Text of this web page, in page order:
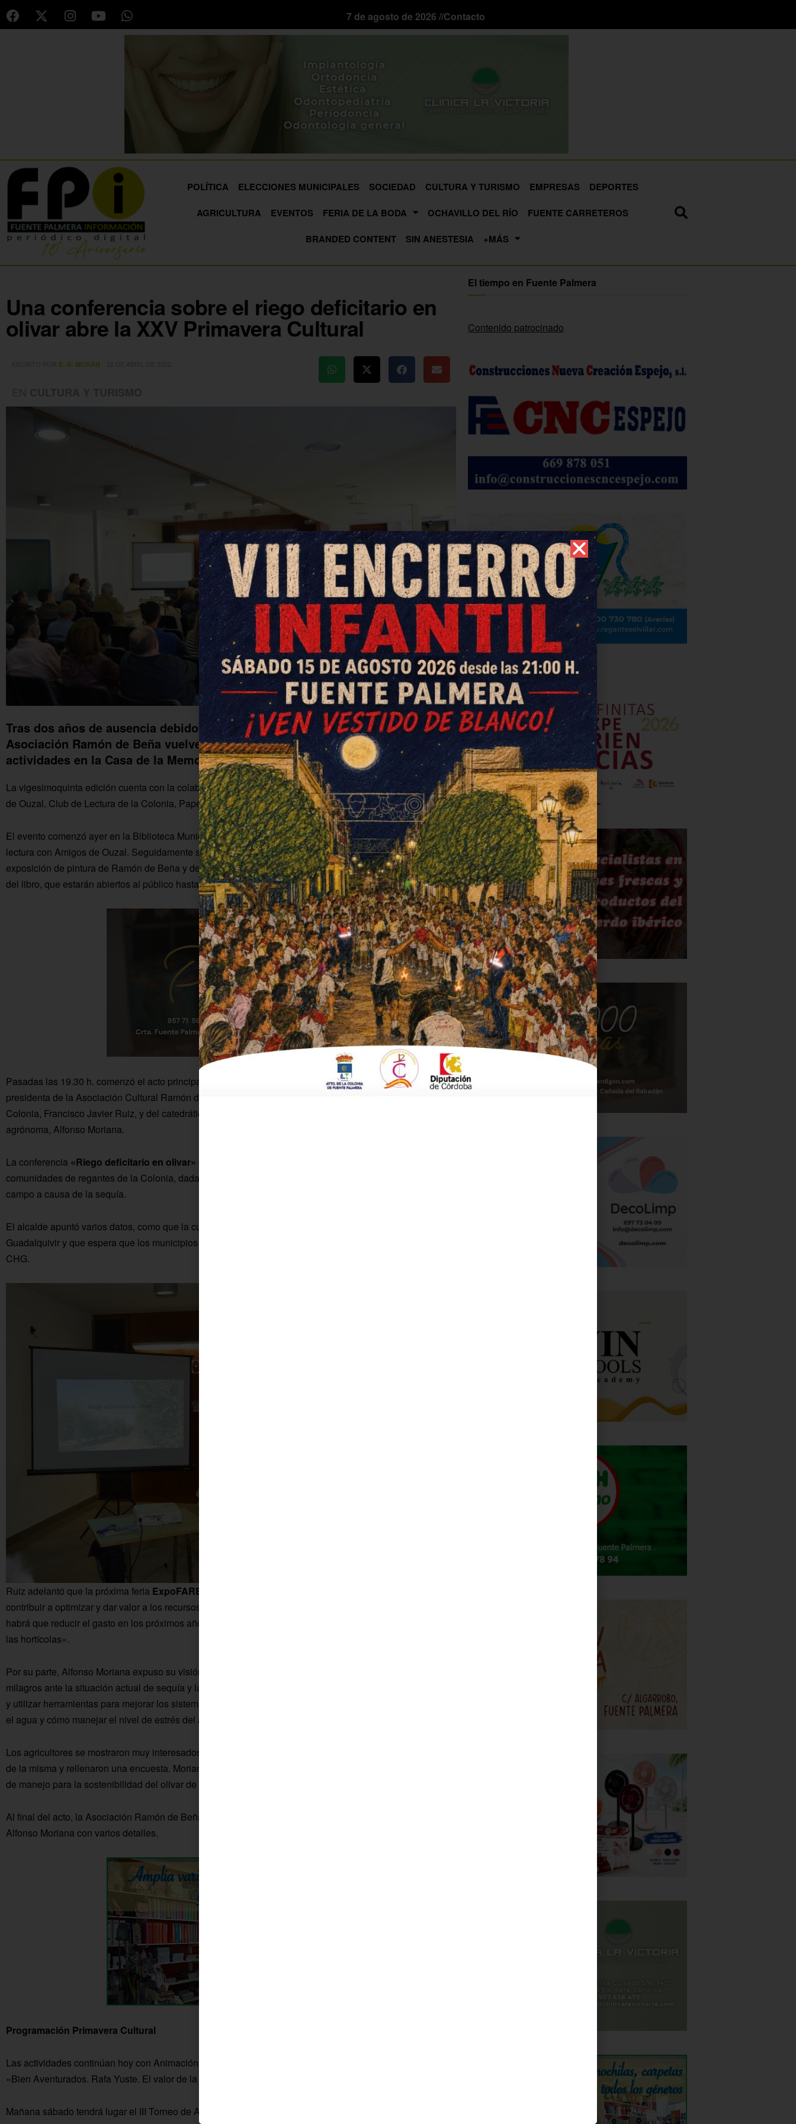
7 de agosto de 2026 //Contacto
POLÍTICA ELECCIONES MUNICIPALES SOCIEDAD CULTURA Y TURISMO EMPRESAS
DEPORTES
AGRICULTURA
EVENTOS FERIA DE LA BODA OCHAVILLO DEL RÍO
FUENTE CARRETEROS
BRANDED CONTENT
SIN ANESTESIA +MÁS
Una conferencia sobre el riego deficitario en
olivar abre la XXV Primavera Cultural
E. G. MORÁN
Tras dos años de ausencia debido a la pandemia, la Primavera Cultural de la
Asociación Ramón de Beña vuelve al calendario con cuatro jornadas llenas de
actividades en la Casa de la Memoria hasta el domingo.
La vigesimoquinta edición cuenta con la colaboración del Ayuntamiento de Fuente Palmera, ONG Amigos
de Ouzal, Club de Lectura de la Colonia, Papelería Antharas y Asociación de Mujeres Victoria Kent.
El evento comenzó ayer en la Biblioteca Municipal Antonio Machado con una actividad de animación a la
lectura con Amigos de Ouzal. Seguidamente se abrió en la planta baja de la Casa de la Memoria la
exposición de pintura de Ramón de Beña y del taller de manualidades de Victoria Kent, así como la feria
del libro, que estarán abiertos al público hasta el domingo.
Pasadas las 19.30 h. comenzó el acto principal de la jornada inaugural, con la presentación de la
presidenta de la Asociación Cultural Ramón de Beña, Rossi Martín, y la intervención del alcalde de la
Colonia, Francisco Javier Ruiz, y del catedrático de la Universidad de Sevilla y Doctorado en ingeniería
agrónoma, Alfonso Moriana.
La conferencia «Riego deficitario en olivar»
comunidades de regantes de la Colonia, dada la importancia del asunto y la delicada situación en el
campo a causa de la sequía.
El alcalde apuntó varios datos, como que la cuarta parte del regadío de España está en la Cuenca del
Guadalquivir y que espera que los municipios pequeños tengan voz en el nuevo Plan Hidrológico de la
CHG.
Ruiz adelantó que la próxima feria ExpoFARE será en septiembre
contribuir a optimizar y dar valor a los recursos hídricos de la Colonia. «Si no hay agua no hay desarrollo;
habrá que reducir el gasto en los próximos años y esperamos poder seguir con un cultivo social como son
las hortícolas».
Por su parte, Alfonso Moriana expuso su visión sobre el riego deficitario en olivar, afirmando que no existen
milagros ante la situación actual de sequía y la escasez de agua, pero que se pueden aplicar metodologías
y utilizar herramientas para mejorar los sistemas existentes. Así como controlar en qué momento restringir
el agua y cómo manejar el nivel de estrés del árbol para que no repercuta en la cosecha.
Los agricultores se mostraron muy interesados en la ponencia, se estableció un turno de preguntas al final
de la misma y rellenaron una encuesta. Moriana también les invitó a unas jornadas sobre las alternativas
de manejo para la sostenibilidad del olivar de mesa que tendrán lugar el 19 de mayo en Coria del Río.
Al final del acto, la Asociación Ramón de Beña, el Ayuntamiento y la empresa Roviper obsequiaron a
Alfonso Moriana con varios detalles.
Programación Primavera Cultural
Las actividades continúan hoy con Animación a la Lectura (17.30 h.) y una nueva presentación del libro
«Bien Aventurados. Rafa Yuste. El valor de la memoria» (19.30 h.), de Manuel González Mestre.
Mañana sábado tendrá lugar el III Torneo de Ajedrez «Paco el cura», en la Plaza Real si no llueve o en el
El tiempo en Fuente Palmera
Contenido patrocinado